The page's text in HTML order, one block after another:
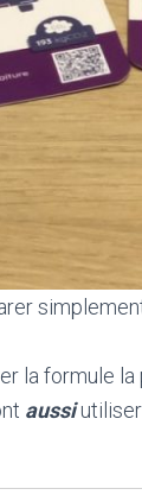
la formule
aussiutiliser